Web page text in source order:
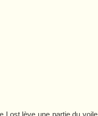
Lostlève une partie du voile